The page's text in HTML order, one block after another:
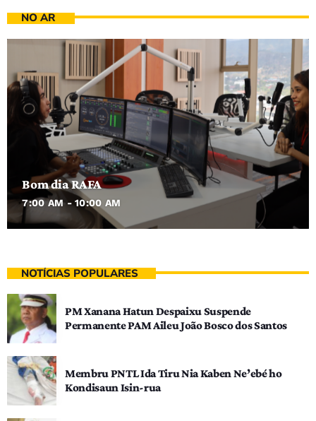
NO AR
Bom dia RAFA
7:00 AM - 10:00 AM
NOTÍCIAS POPULARES
PM Xanana Hatun Despaixu Suspende
Permanente PAM Aileu João Bosco dos Santos
Membru PNTL Ida Tiru Nia Kaben Ne’ebé ho
Kondisaun Isin-rua